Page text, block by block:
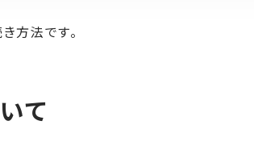
方法です。
て